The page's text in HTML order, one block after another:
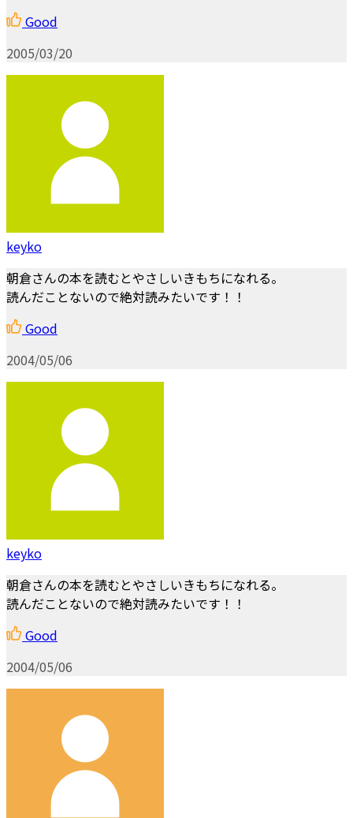
Good
2005/03/20
keyko
朝倉さんの本を読むとやさしいきもちになれる。
読んだことないので絶対読みたいです！！
Good
2004/05/06
keyko
朝倉さんの本を読むとやさしいきもちになれる。
読んだことないので絶対読みたいです！！
Good
2004/05/06